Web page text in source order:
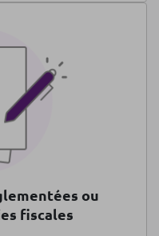
ou
fiscales